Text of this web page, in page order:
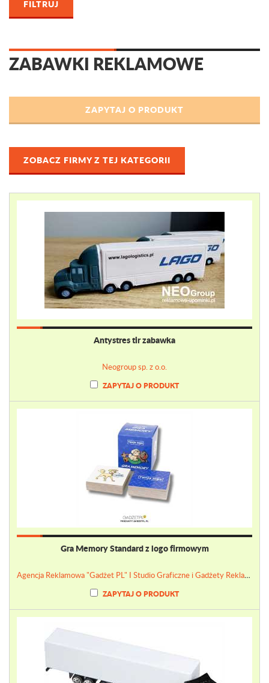
ZABAWKI REKLAMOWE
ZOBACZ FIRMY Z TEJ KATEGORII
Antystres tir zabawka
Neogroup sp. z o.o.
ZAPYTAJ O PRODUKT
Gra Memory Standard z logo firmowym
Agencja Reklamowa "Gadżet PL" I Studio Graficzne i Gadżety Reklamowe
ZAPYTAJ O PRODUKT